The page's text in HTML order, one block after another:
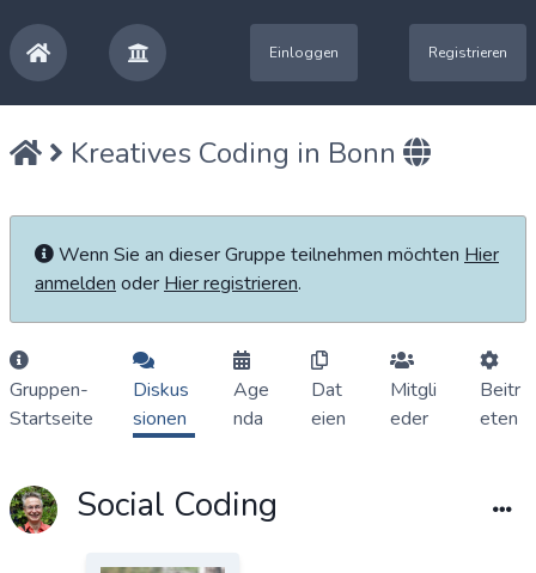
Einloggen Registrieren
Kreatives Coding in Bonn
Wenn Sie an dieser Gruppe teilnehmen möchten Hier
anmelden oder Hier registrieren.
Gruppen-
Startseite
Diskus
sionen
Age
nda
Dat
eien
Mitgli
eder
Beitr
eten
Social Coding